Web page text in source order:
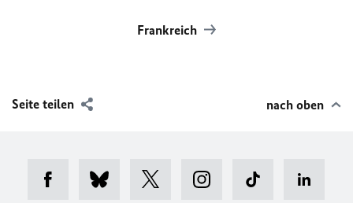
Frankreich
Seite teilen nach oben